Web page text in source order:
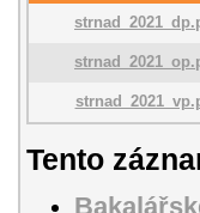
Tento